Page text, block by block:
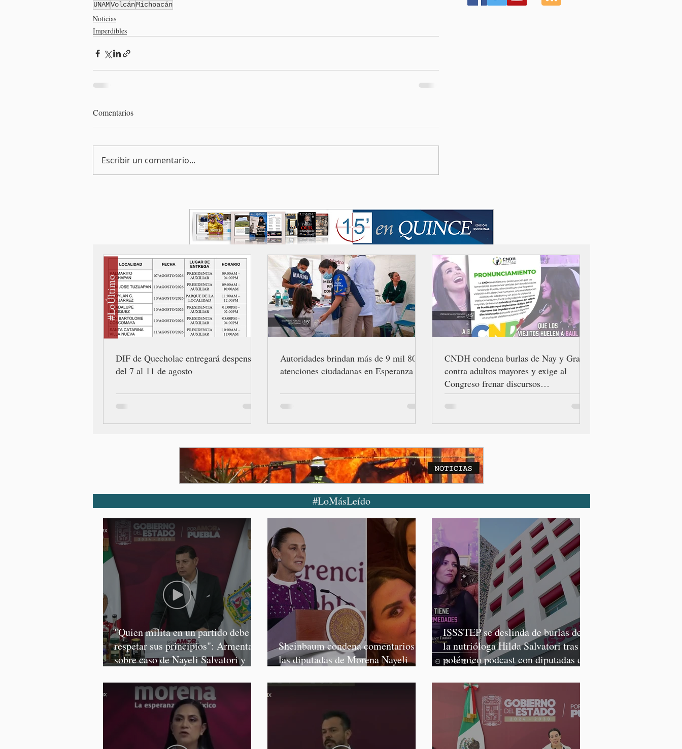
UNAMVolcánMichoacán
Noticias
Imperdibles
Comentarios
Escribir un comentario...
DIF de Quecholac entregará despensas
del 7 al 11 de agosto
Autoridades brindan más de 9 mil 800
atenciones ciudadanas en Esperanza
CNDH condena burlas de Nay y Grace
contra adultos mayores y exige al
Congreso frenar discursos
discriminatorios
#LoÚltimo
#LoMásLeído
"Quien milita en un partido debe
respetar sus principios": Armenta,
sobre caso de Nayeli Salvatori y
Sheinbaum condena comentarios de
las diputadas de Morena Nayeli
ISSSTEP se deslinda de burlas de
la nutrióloga Hilda Salvatori tras
polémico podcast con diputadas de